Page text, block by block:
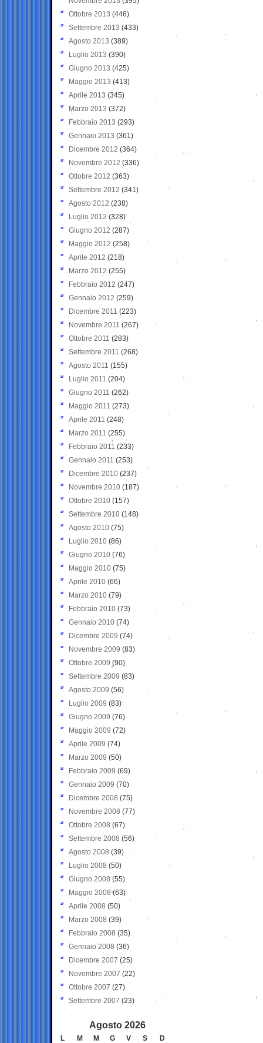
Ottobre 2013 (446)
Settembre 2013 (433)
Agosto 2013 (389)
Luglio 2013 (390)
Giugno 2013 (425)
Maggio 2013 (413)
Aprile 2013 (345)
Marzo 2013 (372)
Febbraio 2013 (293)
Gennaio 2013 (361)
Dicembre 2012 (364)
Novembre 2012 (336)
Ottobre 2012 (363)
Settembre 2012 (341)
Agosto 2012 (238)
Luglio 2012 (328)
Giugno 2012 (287)
Maggio 2012 (258)
Aprile 2012 (218)
Marzo 2012 (255)
Febbraio 2012 (247)
Gennaio 2012 (259)
Dicembre 2011 (223)
Novembre 2011 (267)
Ottobre 2011 (283)
Settembre 2011 (268)
Agosto 2011 (155)
Luglio 2011 (204)
Giugno 2011 (262)
Maggio 2011 (273)
Aprile 2011 (248)
Marzo 2011 (255)
Febbraio 2011 (233)
Gennaio 2011 (253)
Dicembre 2010 (237)
Novembre 2010 (187)
Ottobre 2010 (157)
Settembre 2010 (148)
Agosto 2010 (75)
Luglio 2010 (86)
Giugno 2010 (76)
Maggio 2010 (75)
Aprile 2010 (66)
Marzo 2010 (79)
Febbraio 2010 (73)
Gennaio 2010 (74)
Dicembre 2009 (74)
Novembre 2009 (83)
Ottobre 2009 (90)
Settembre 2009 (83)
Agosto 2009 (56)
Luglio 2009 (83)
Giugno 2009 (76)
Maggio 2009 (72)
Aprile 2009 (74)
Marzo 2009 (50)
Febbraio 2009 (69)
Gennaio 2009 (70)
Dicembre 2008 (75)
Novembre 2008 (77)
Ottobre 2008 (67)
Settembre 2008 (56)
Agosto 2008 (39)
Luglio 2008 (50)
Giugno 2008 (55)
Maggio 2008(63)
Aprile 2008 (50)
Marzo 2008 (39)
Febbraio 2008 (35)
Gennaio 2008 (36)
Dicembre 2007 (25)
Novembre 2007 (22)
Ottobre 2007 (27)
Settembre 2007 (23)
Agosto 2026
L M M G V S
D